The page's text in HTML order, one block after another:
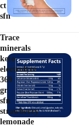
ct
sfn
Trace
minerals
keto
electrolyte
369
gr
sfn
strawberry
lemonade